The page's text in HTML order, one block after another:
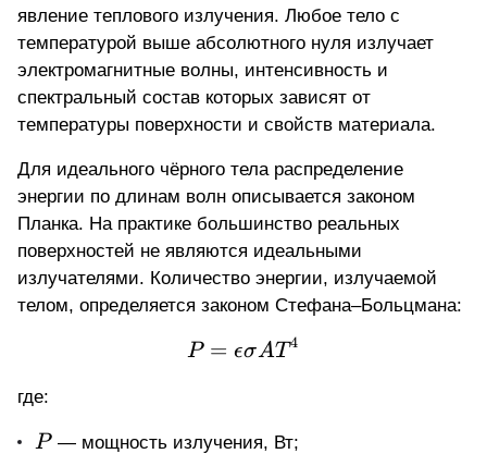
явление теплового излучения. Любое тело с
температурой выше абсолютного нуля излучает
электромагнитные волны, интенсивность и
спектральный состав которых зависят от
температуры поверхности и свойств материала.
Для идеального чёрного тела распределение
энергии по длинам волн описывается законом
Планка. На практике большинство реальных
поверхностей не являются идеальными
излучателями. Количество энергии, излучаемой
телом, определяется законом Стефана–Больцмана:
P = \epsilon \sigma A
P = ϵσAT 4
где:
P
P— мощность излучения, Вт;